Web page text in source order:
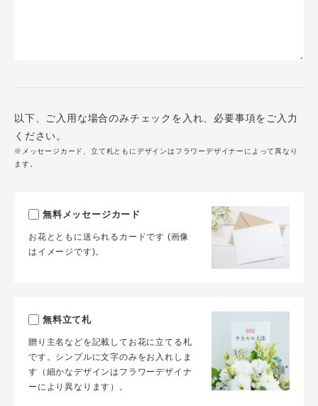
以下、ご入用な場合のみチェックを入れ、必要事項をご入力
ください。
※メッセージカード、立て札ともにデザインはフラワーデザイナーによって異なり
ます。
無料メッセージカード
お花とともに送られるカードです (画像
はイメージです)。
無料立て札
贈り主名などを記載してお花に立てる札
です。シンプルに文字のみをお入れしま
す（細かなデザインはフラワーデザイナ
ーにより異なります）。